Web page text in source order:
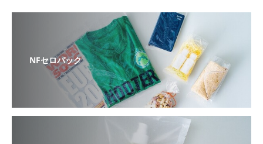
NFセロパック